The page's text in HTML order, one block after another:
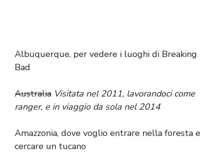
Albuquerque, per vedere i luoghi di Breaking
Bad
Australia Visitata nel 2011, lavorandoci come
ranger, e in viaggio da sola nel 2014
Amazzonia, dove voglio entrare nella foresta e
cercare un tucano